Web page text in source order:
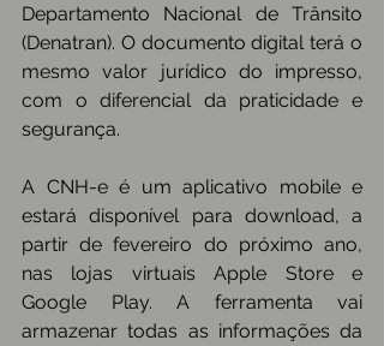
Departamento Nacional de Trânsito
(Denatran). O documento digital terá o
mesmo valor jurídico do impresso,
com o diferencial da praticidade e
segurança.
A CNH-e é um aplicativo mobile e
estará disponível para download, a
partir de fevereiro do próximo ano,
nas lojas virtuais Apple Store e
Google Play. A ferramenta vai
armazenar todas as informações da